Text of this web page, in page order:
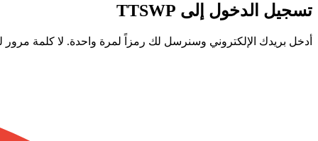
تسجيل الدخول إلى TTSWP
أدخل بريدك الإلكتروني وسنرسل لك رمزاً لمرة واحدة. لا كلمة مرور